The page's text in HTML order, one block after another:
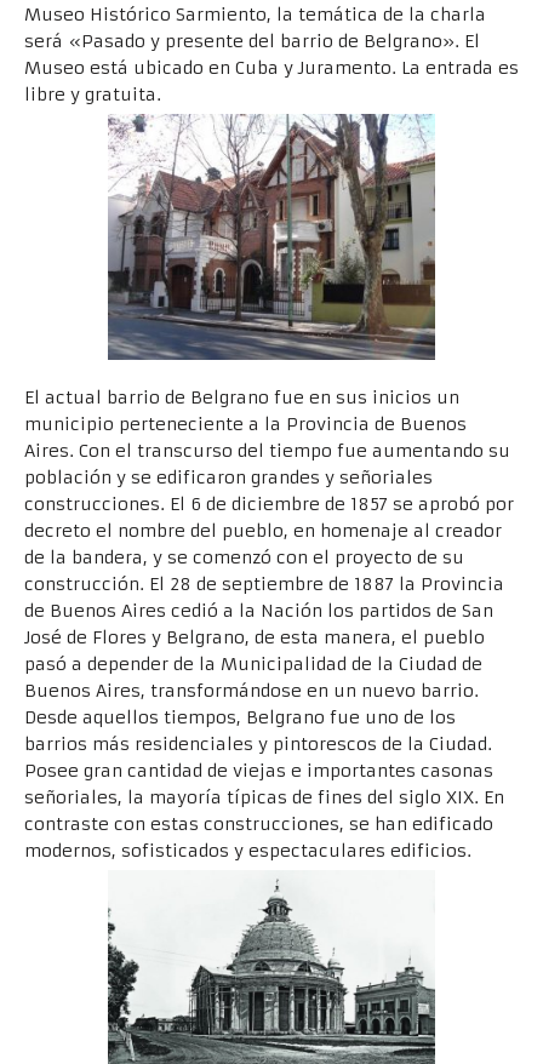
Museo Histórico Sarmiento, la temática de la charla
será «Pasado y presente del barrio de Belgrano». El
Museo está ubicado en Cuba y Juramento. La entrada es
libre y gratuita.
El actual barrio de Belgrano fue en sus inicios un
municipio perteneciente a la Provincia de Buenos
Aires. Con el transcurso del tiempo fue aumentando su
población y se edificaron grandes y señoriales
construcciones. El 6 de diciembre de 1857 se aprobó por
decreto el nombre del pueblo, en homenaje al creador
de la bandera, y se comenzó con el proyecto de su
construcción. El 28 de septiembre de 1887 la Provincia
de Buenos Aires cedió a la Nación los partidos de San
José de Flores y Belgrano, de esta manera, el pueblo
pasó a depender de la Municipalidad de la Ciudad de
Buenos Aires, transformándose en un nuevo barrio.
Desde aquellos tiempos, Belgrano fue uno de los
barrios más residenciales y pintorescos de la Ciudad.
Posee gran cantidad de viejas e importantes casonas
señoriales, la mayoría típicas de fines del siglo XIX. En
contraste con estas construcciones, se han edificado
modernos, sofisticados y espectaculares edificios.